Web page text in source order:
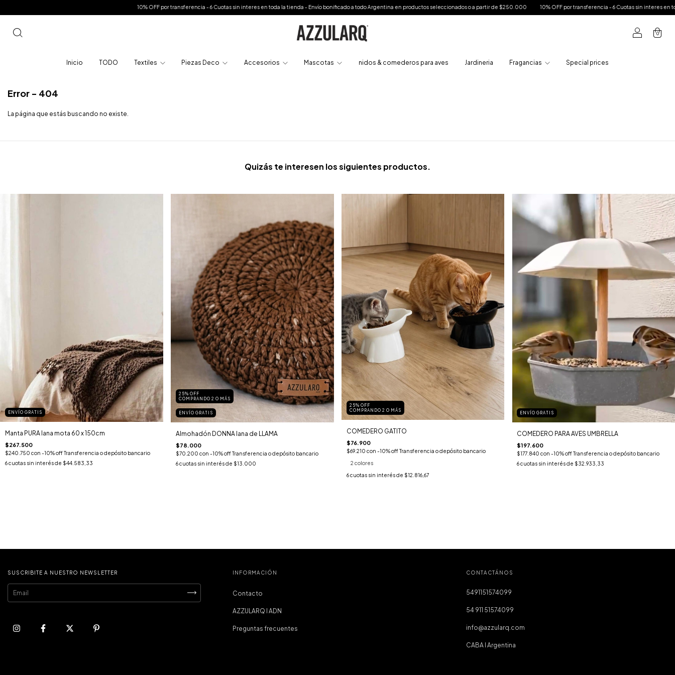
10% OFF por transferencia - 6 Cuotas sin interes en toda la tienda - Envío bonificado a todo Argentina en productos seleccionados o a partir de $250.000 10% OFF por transferencia - 6 Cuotas sin interes en toda la tienda -
0
Inicio TODO Textiles Piezas Deco Accesorios Mascotas nidos & comederos para aves Jardineria Fragancias Special prices
Error - 404
La página que estás buscando no existe.
Quizás te interesen los siguientes productos.
ENVÍO GRATIS
Manta PURA lana mota 60 x 150cm
$267.500
$240.750 con -10% off Transferencia o depósito bancario
6cuotas sin interés de $44.583,33
25% OFF
COMPRANDO 2 O MÁS
ENVÍO GRATIS
Almohadón DONNA lana de LLAMA
$78.000
$70.200 con -10% off Transferencia o depósito bancario
6cuotas sin interés de $13.000
25% OFF
COMPRANDO 2 O MÁS
COMEDERO GATITO
$76.900
$69.210 con -10% off Transferencia o depósito bancario
2 colores
6 cuotas sin interés de $12.816,67
ENVÍO GRATIS
COMEDERO PARA AVES UMBRELLA
$197.600
$177.840con -10% off Transferencia o depósito bancario
6cuotas sin interés de $32.933,33
SUSCRIBITE A NUESTRO NEWSLETTER INFORMACIÓN
Contacto
AZZULARQ I ADN
Preguntas frecuentes
CONTACTÁNOS
5491151574099
54 911 51574099
info@azzularq.com
CABA I Argentina